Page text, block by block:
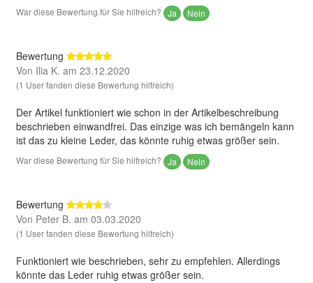
War diese Bewertung für Sie hilfreich? Ja Nein
Bewertung
Von Ilia K. am 23.12.2020
(1 User fanden diese Bewertung hilfreich)
Der Artikel funktioniert wie schon in der Artikelbeschreibung
beschrieben einwandfrei. Das einzige was ich bemängeln kann
ist das zu kleine Leder, das könnte ruhig etwas größer sein.
War diese Bewertung für Sie hilfreich? Ja Nein
Bewertung
Von Peter B. am 03.03.2020
(1 User fanden diese Bewertung hilfreich)
Funktioniert wie beschrieben, sehr zu empfehlen. Allerdings
könnte das Leder ruhig etwas größer sein.